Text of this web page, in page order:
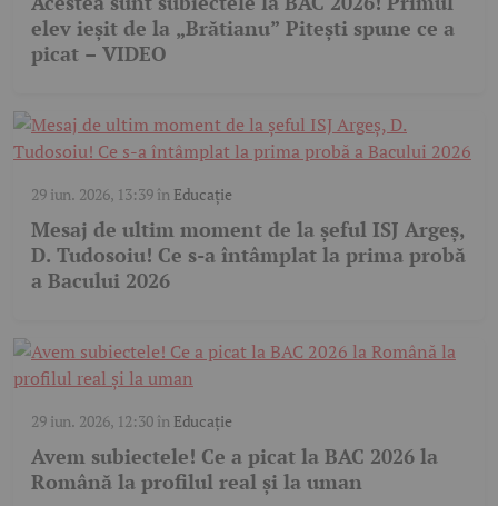
elev ieșit de la „Brătianu” Pitești spune ce a
picat – VIDEO
29 iun. 2026, 13:39în Educație
Mesaj de ultim moment de la șeful ISJ Argeș,
D. Tudosoiu! Ce s-a întâmplat la prima probă
a Bacului 2026
29 iun. 2026, 12:30în Educație
Avem subiectele! Ce a picat la BAC 2026 la
Română la profilul real și la uman